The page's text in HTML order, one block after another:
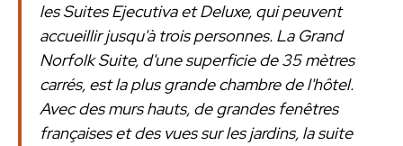
les Suites Ejecutiva et Deluxe, qui peuvent
accueillir jusqu'à trois personnes. La Grand
Norfolk Suite, d'une superficie de 35 mètres
carrés, est la plus grande chambre de l'hôtel.
Avec des murs hauts, de grandes fenêtres
françaises et des vues sur les jardins, la suite